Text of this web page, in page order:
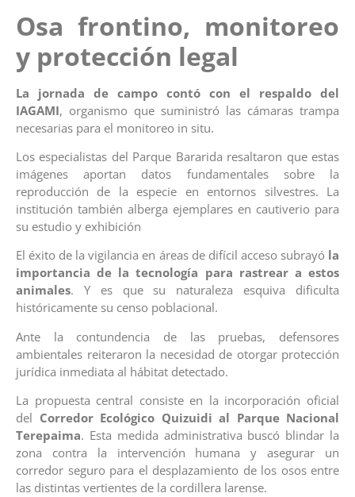
Osa frontino, monitoreo
y protección legal
La jornada de campo contó con el respaldo del
IAGAMI, organismo que suministró las cámaras trampa
necesarias para el monitoreo in situ.
Los especialistas del Parque Bararida resaltaron que estas
imágenes aportan datos fundamentales sobre la
reproducción de la especie en entornos silvestres. La
institución también alberga ejemplares en cautiverio para
su estudio y exhibición
El éxito de la vigilancia en áreas de difícil acceso subrayó la
importancia de la tecnología para rastrear a estos
animales. Y es que su naturaleza esquiva dificulta
históricamente su censo poblacional.
Ante la contundencia de las pruebas, defensores
ambientales reiteraron la necesidad de otorgar protección
jurídica inmediata al hábitat detectado.
La propuesta central consiste en la incorporación oficial
del Corredor Ecológico Quizuidi al Parque Nacional
Terepaima. Esta medida administrativa buscó blindar la
zona contra la intervención humana y asegurar un
corredor seguro para el desplazamiento de los osos entre
las distintas vertientes de la cordillera larense.